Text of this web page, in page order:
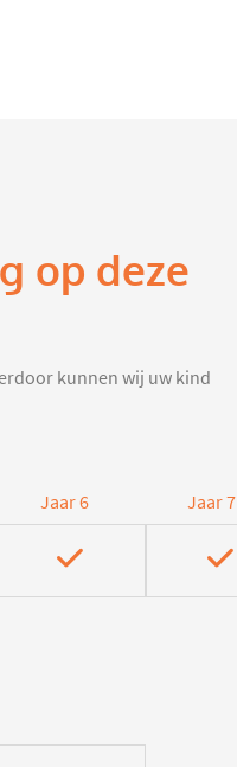
op deze
kunnen wij uw kind
Jaar 6 Jaar 7